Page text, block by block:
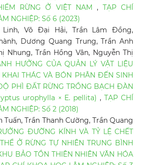
RỪNG Ở VIỆT NAM , TẠP CHÍ
NGHIỆP: Số 6 (2023)
Linh, Võ Đại Hải, Trần Lâm Đồng,
Dương Quang Trung, Trần Anh
Nhung, Trần Hồng Vân, Nguyễn Thị
HƯỞNG CỦA QUẢN LÝ VẬT LIỆU
THÁC VÀ BÓN PHÂN ĐẾN SINH
PHÌ ĐẤT RỪNG TRỒNG BẠCH ĐÀN
urophylla × E. pellita),TẠP CHÍ
NGHIỆP: Số 2 (2018)
Tuấn, Trần Thanh Cường, Trần Quang
ĐƯỜNG KÍNH VÀ TỶ LỆ CHẾT
Ở RỪNG TỰ NHIÊN TRUNG BÌNH
BẢO TỒN THIÊN NHIÊN VĂN HÓA